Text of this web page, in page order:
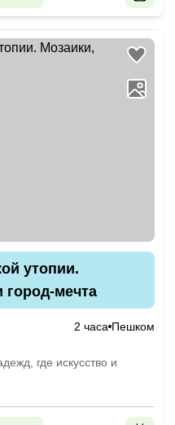
утопии.
город-мечта
2 часа Пешком
где искусство и